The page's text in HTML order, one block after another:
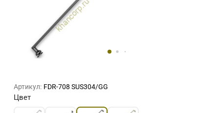
Артикул: FDR-708 SUS304/GG
Цвет